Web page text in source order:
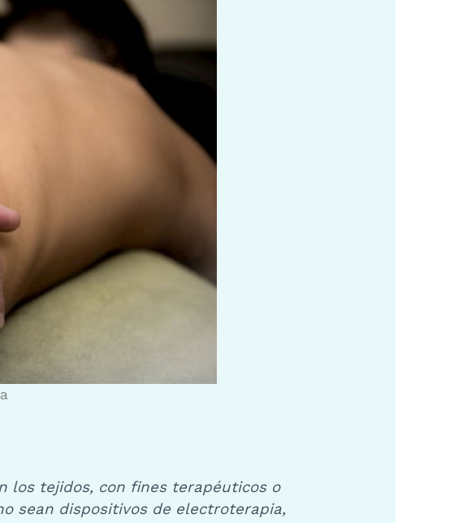
los tejidos, con fines terapéuticos o
sean dispositivos de electroterapia,